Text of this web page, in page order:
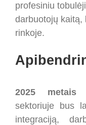
profesiniu
darbuotojų kaitą,
rinkoje.
2025 metais
sektoriuje bus
integraciją,